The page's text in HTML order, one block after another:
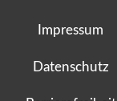
Impressum
Datenschutz